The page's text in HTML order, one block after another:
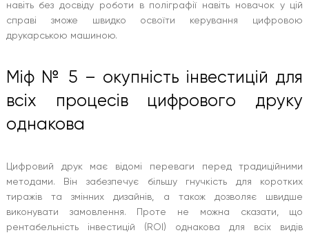
навіть без досвіду роботи в поліграфії навіть новачок у цій
справі зможе швидко освоїти керування цифровою
друкарською машиною.
Міф № 5 – окупність інвестицій для
всіх процесів цифрового друку
однакова
Цифровий друк має відомі переваги перед традиційними
методами. Він забезпечує більшу гнучкість для коротких
тиражів та змінних дизайнів, а також дозволяє швидше
виконувати замовлення. Проте не можна сказати, що
рентабельність інвестицій (ROI) однакова для всіх видів